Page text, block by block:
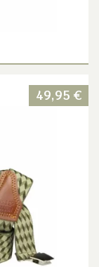
49,95 €